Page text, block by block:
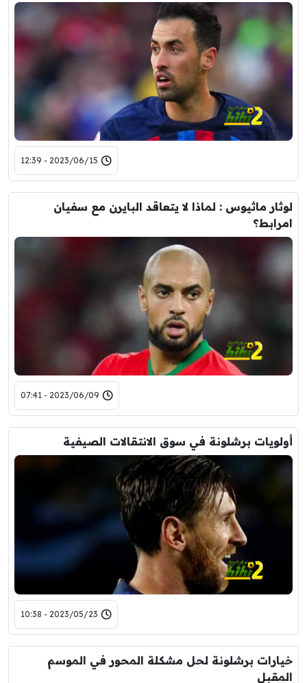
2023/06/15 - 12:39
لوثار ماثيوس : لماذا لا يتعاقد البايرن مع سفيان
امرابط؟
2023/06/09 - 07:41
أولويات برشلونة في سوق الانتقالات الصيفية
2023/05/23 - 10:38
خيارات برشلونة لحل مشكلة المحور في الموسم
المقبل